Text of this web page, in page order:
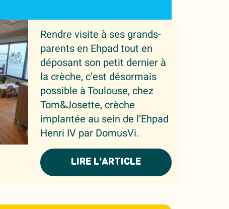
Rendre visite à ses grands-
parents en Ehpad tout en
déposant son petit dernier à
la crèche, c’est désormais
possible à Toulouse, chez
Tom&Josette, crèche
implantée au sein de l’Ehpad
Henri IV par DomusVi.
LIRE L'ARTICLE